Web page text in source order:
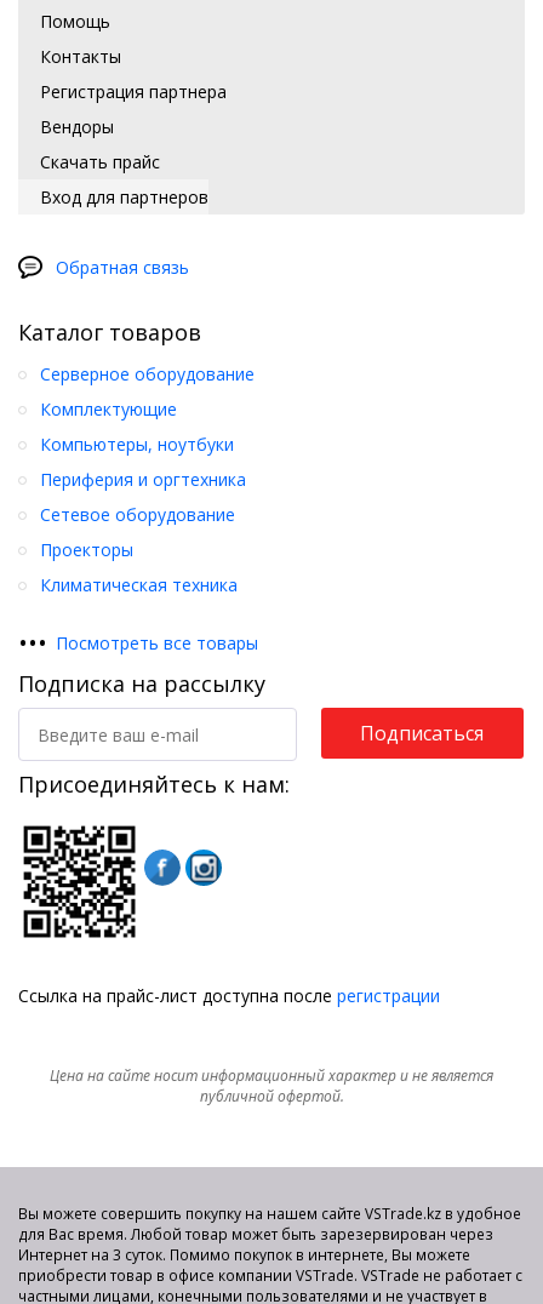
Помощь
Контакты
Регистрация партнера
Вендоры
Скачать прайс
Вход для партнеров
Обратная связь
Каталог товаров
Серверное оборудование
Комплектующие
Компьютеры, ноутбуки
Периферия и оргтехника
Сетевое оборудование
Проекторы
Климатическая техника
••• Посмотреть все товары
Подписка на рассылку
Подписаться
Присоединяйтесь к нам:
Ссылка на прайс-лист доступна после регистрации
Цена на сайте носит информационный характер и не является
публичной офертой.
Вы можете совершить покупку на нашем сайте VSTrade.kz в удобное
для Вас время. Любой товар может быть зарезервирован через
Интернет на 3 суток. Помимо покупок в интернете, Вы можете
приобрести товар в офисе компании VSTrade. VSTrade не работает с
частными лицами, конечными пользователями и не участвует в